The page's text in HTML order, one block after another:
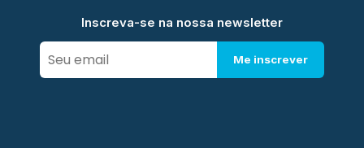
Inscreva-se na nossa newsletter
Me inscrever